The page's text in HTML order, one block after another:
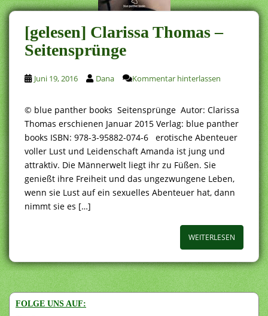
[gelesen] Clarissa Thomas –
Seitensprünge
Juni 19, 2016 Dana Kommentar hinterlassen
© blue panther books Seitensprünge Autor: Clarissa
Thomas erschienen Januar 2015 Verlag: blue panther
books ISBN: 978-3-95882-074-6 erotische Abenteuer
voller Lust und Leidenschaft Amanda ist jung und
attraktiv. Die Männerwelt liegt ihr zu Füßen. Sie
genießt ihre Freiheit und das ungezwungene Leben,
wenn sie Lust auf ein sexuelles Abenteuer hat, dann
nimmt sie es […]
WEITERLESEN
FOLGE UNS AUF: